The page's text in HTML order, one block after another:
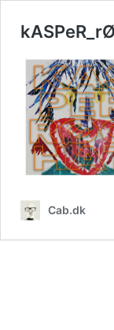
Cab.dk